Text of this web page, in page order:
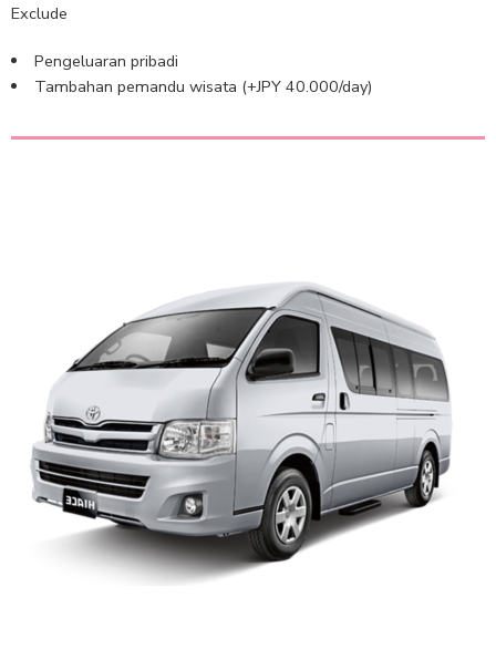
Exclude
Pengeluaran pribadi
Tambahan pemandu wisata (+JPY 40.000/day)